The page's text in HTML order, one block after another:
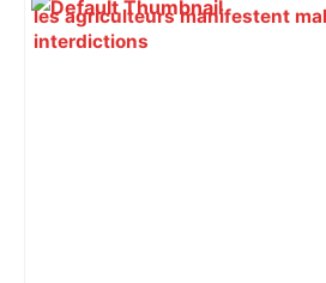
les agriculteurs manifestent
interdictions